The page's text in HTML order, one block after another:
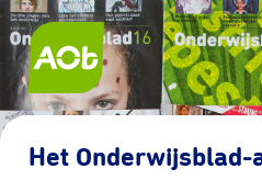
Het Onderwijsblad-